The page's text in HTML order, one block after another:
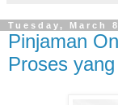
Tuesday, March
Pinjaman
Proses